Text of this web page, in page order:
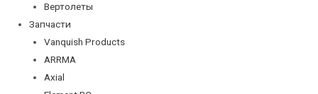
Вертолеты
Запчасти
Vanquish Products
ARRMA
Axial